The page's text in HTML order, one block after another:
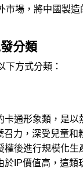
市場，將中國製造
分類
下方式分類：
卡通形象類，是
召力，深受兒童
權後進行規模化
於IP價值高，這